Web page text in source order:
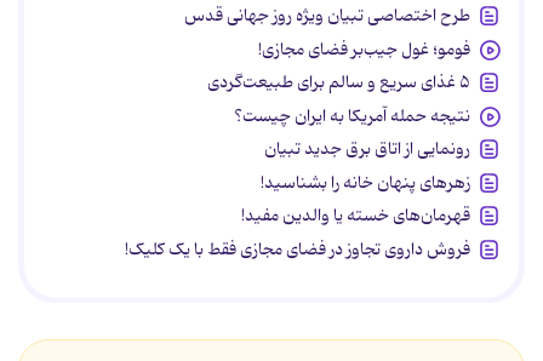
طرح اختصاصی تبیان ویژه روز جهانی قدس
فومو؛ غول جیب‌بر فضای مجازی!
۵ غذای سریع و سالم برای طبیعت‌گردی
نتیجه حمله آمریکا به ایران چیست؟
رونمایی از اتاق برق جدید تبیان
زهرهای پنهان خانه را بشناسید!
قهرمان‌های خسته یا والدین مفید!
فروش داروی تجاوز در فضای مجازی فقط با یک کلیک!